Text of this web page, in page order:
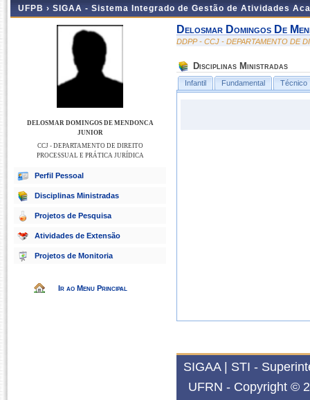
UFPB › SIGAA - Sistema Integrado de Gestão de Atividades
DELOSMAR DOMINGOS DE MENDONCA
JUNIOR
CCJ - DEPARTAMENTO DE DIREITO
PROCESSUAL E PRÁTICA JURÍDICA
Perfil Pessoal
Disciplinas Ministradas
Projetos de Pesquisa
Atividades de Extensão
Projetos de Monitoria
Ir ao Menu Principal
Delosmar Domingos De
DDPP - CCJ - DEPARTAMENTO DE
Disciplinas Ministradas
Infantil Fundamental Técnico
SIGAA | STI -
UFRN - Copyright ©